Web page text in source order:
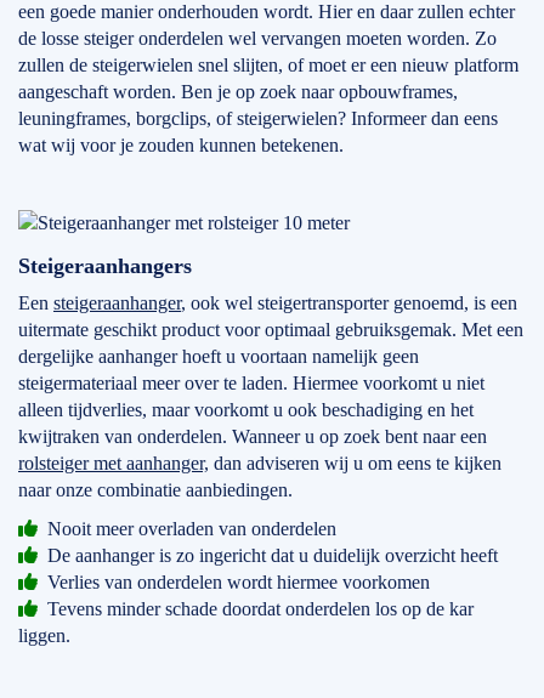
een goede manier onderhouden wordt. Hier en daar zullen echter
de losse steiger onderdelen wel vervangen moeten worden. Zo
zullen de steigerwielen snel slijten, of moet er een nieuw platform
aangeschaft worden. Ben je op zoek naar opbouwframes,
leuningframes, borgclips, of steigerwielen? Informeer dan eens
wat wij voor je zouden kunnen betekenen.
Steigeraanhangers
Een steigeraanhanger, ook wel steigertransporter genoemd, is een
uitermate geschikt product voor optimaal gebruiksgemak. Met een
dergelijke aanhanger hoeft u voortaan namelijk geen
steigermateriaal meer over te laden. Hiermee voorkomt u niet
alleen tijdverlies, maar voorkomt u ook beschadiging en het
kwijtraken van onderdelen. Wanneer u op zoek bent naar een
rolsteiger met aanhanger, dan adviseren wij u om eens te kijken
naar onze combinatie aanbiedingen.
Nooit meer overladen van onderdelen
De aanhanger is zo ingericht dat u duidelijk overzicht heeft
Verlies van onderdelen wordt hiermee voorkomen
Tevens minder schade doordat onderdelen los op de kar
liggen.